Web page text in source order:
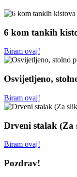
6 kom tankih
Biram ovaj!
Osvijetljeno,
Biram ovaj!
Drveni stalak (Za
Biram ovaj!
Pozdrav!